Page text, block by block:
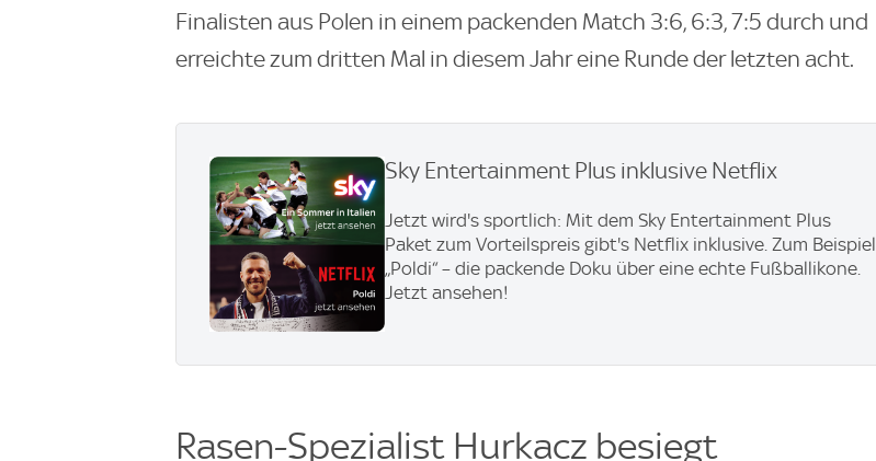
Finalisten aus Polen in einem packenden Match 3:6, 6:3, 7:5 durch und
erreichte zum dritten Mal in diesem Jahr eine Runde der letzten acht.
Sky Entertainment Plus inklusive Netflix
Jetzt wird's sportlich: Mit dem Sky Entertainment Plus
Paket zum Vorteilspreis gibt's Netflix inklusive. Zum Beispiel
„Poldi“ – die packende Doku über eine echte Fußballikone.
Jetzt ansehen!
Rasen-Spezialist Hurkacz besiegt